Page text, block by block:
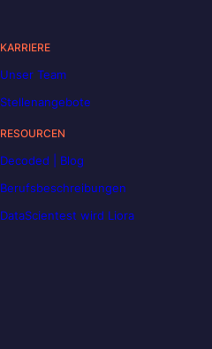
KARRIERE
Unser Team
Stellenangebote
RESOURCEN
Decoded | Blog
Berufsbeschreibungen
DataScientest wird Liora